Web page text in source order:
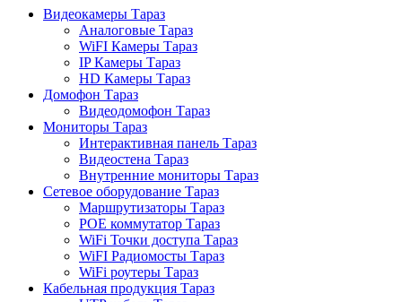
Видеокамеры Тараз
Аналоговые Тараз
WiFI Камеры Тараз
IP Камеры Тараз
HD Камеры Тараз
Домофон Тараз
Видеодомофон Тараз
Мониторы Тараз
Интерактивная панель Тараз
Видеостена Тараз
Внутренние мониторы Тараз
Сетевое оборудование Тараз
Маршрутизаторы Тараз
POE коммутатор Тараз
WiFi Точки доступа Тараз
WiFI Радиомосты Тараз
WiFi роутеры Тараз
Кабельная продукция Тараз